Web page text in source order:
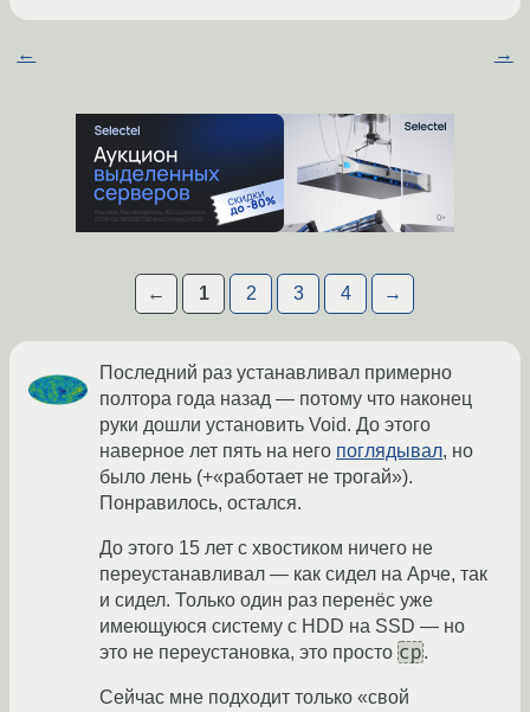
← →
← 1 2 3 4 →
Последний раз устанавливал примерно
полтора года назад — потому что наконец
руки дошли установить Void. До этого
наверное лет пять на него поглядывал, но
было лень (+«работает не трогай»).
Понравилось, остался.
До этого 15 лет с хвостиком ничего не
переустанавливал — как сидел на Арче, так
и сидел. Только один раз перенёс уже
имеющуюся систему с HDD на SSD — но
это не переустановка, это просто cp.
Сейчас мне подходит только «свой